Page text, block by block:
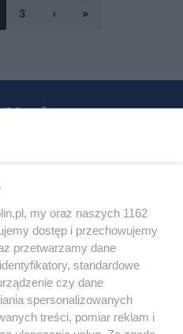
3 › »
treści
my oraz naszych 1162
dostęp i przechowujemy
przetwarzamy dane
standardowe
czy dane
spersonalizowanych
treści, pomiar reklam i